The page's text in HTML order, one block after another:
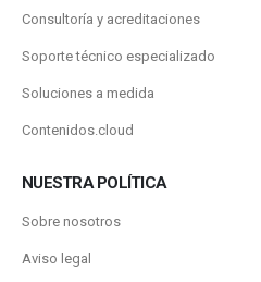
Consultoría y acreditaciones
Soporte técnico especializado
Soluciones a medida
Contenidos.cloud
NUESTRA POLÍTICA
Sobre nosotros
Aviso legal